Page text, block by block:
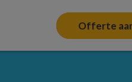
Offerte